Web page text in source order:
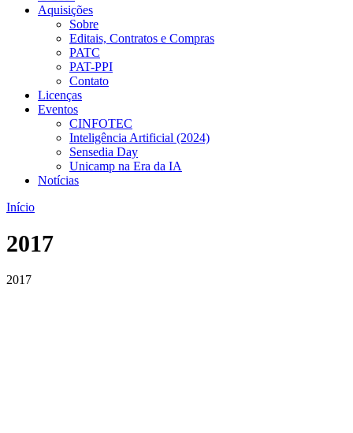
Aquisições
Sobre
Editais, Contratos e Compras
PATC
PAT-PPI
Contato
Licenças
Eventos
CINFOTEC
Inteligência Artificial (2024)
Sensedia Day
Unicamp na Era da IA
Notícias
Início
2017
2017